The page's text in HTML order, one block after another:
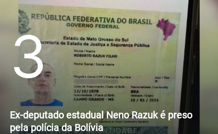
3
Ex-deputado estadual Neno Razuk é preso
pela polícia da Bolívia